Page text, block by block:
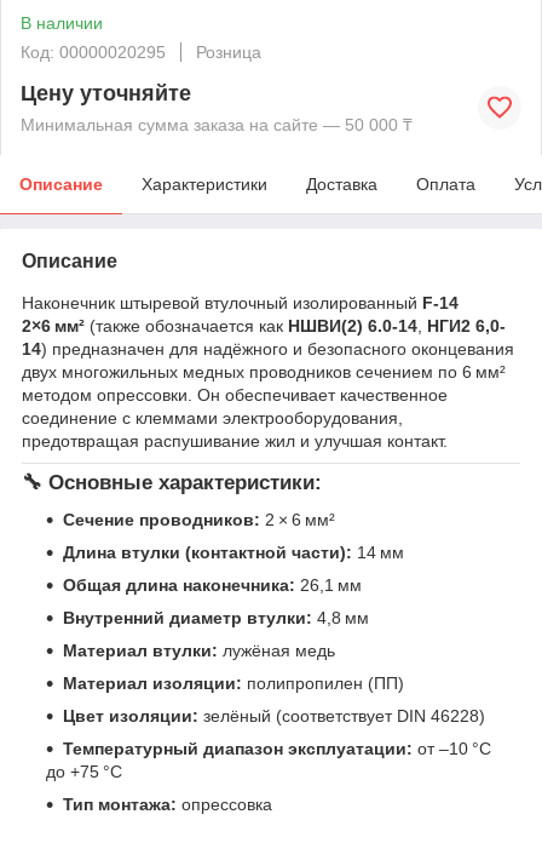
В наличии
Код: 00000020295
Розница
Цену уточняйте
Минимальная сумма заказа на сайте — 50 000 ₸
Описание Характеристики Доставка Оплата
Описание
Наконечник штыревой втулочный изолированный F-14
2×6 мм² (также обозначается как НШВИ(2) 6.0-14 НГИ2 6,0-
14) предназначен для надёжного и безопасного оконцевания
двух многожильных медных проводников сечением по 6 мм²
методом опрессовки. Он обеспечивает качественное
соединение с клеммами электрооборудования,
предотвращая распушивание жил и улучшая контакт.
🔧 Основные характеристики:
Сечение проводников: 2 × 6 мм²
Длина втулки (контактной части): 14 мм
Общая длина наконечника: 26,1 мм
Внутренний диаметр втулки: 4,8 мм
Материал втулки: лужёная медь
Материал изоляции: полипропилен (ПП)
Цвет изоляции: зелёный (соответствует DIN 46228)
Температурный диапазон эксплуатации: от –10 °C
до +75 °C
Тип монтажа: опрессовка